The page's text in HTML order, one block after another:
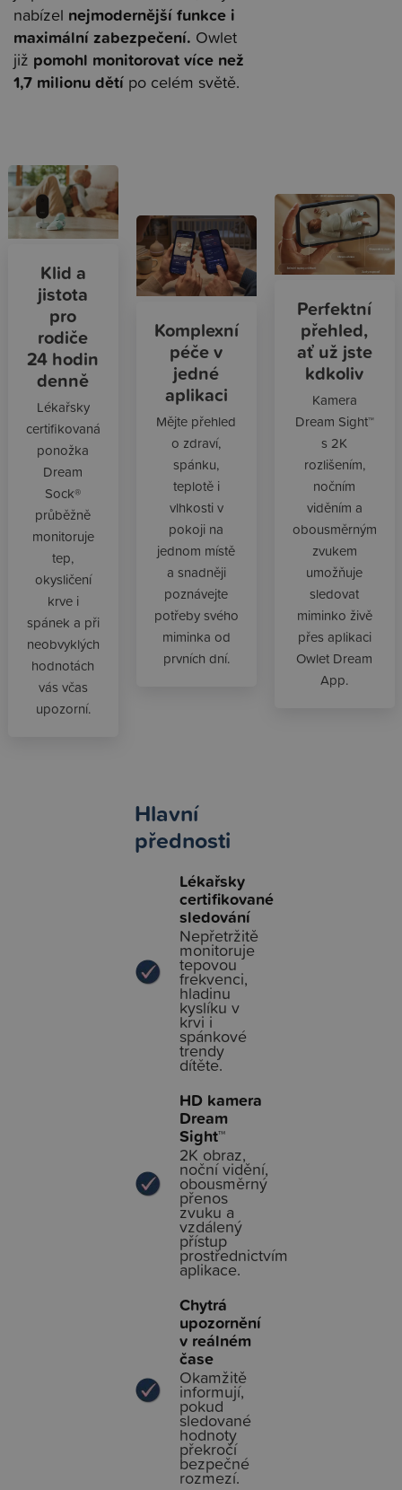
nabízel nejmodernější funkce i
maximální zabezpečení. Owlet
již pomohl monitorovat více než
1,7 milionu dětí po celém světě.
Klid a
jistota
pro
rodiče
24 hodin
denně
Lékařsky
certifikovaná
ponožka
Dream
Sock®
průběžně
monitoruje
tep,
okysličení
krve i
spánek a při
neobvyklých
hodnotách
vás včas
upozorní.
Komplexní
péče v
jedné
aplikaci
Mějte přehled
o zdraví,
spánku,
teplotě i
vlhkosti v
pokoji na
jednom místě
a snadněji
poznávejte
potřeby svého
miminka od
prvních dní.
Perfektní
přehled,
ať už jste
kdkoliv
Kamera
Dream Sight™
s 2K
rozlišením,
nočním
viděním a
obousměrným
zvukem
umožňuje
sledovat
miminko živě
přes aplikaci
Owlet Dream
App.
Hlavní
přednosti
Lékařsky
certifikované
sledování
Nepřetržitě
monitoruje
tepovou
frekvenci,
hladinu
kyslíku v
krvi i
spánkové
trendy
dítěte.
HD kamera
Dream
Sight™
2K obraz,
noční vidění,
obousměrný
přenos
zvuku a
vzdálený
přístup
prostřednictvím
aplikace.
Chytrá
upozornění
v reálném
čase
Okamžitě
informují,
pokud
sledované
hodnoty
překročí
bezpečné
rozmezí.